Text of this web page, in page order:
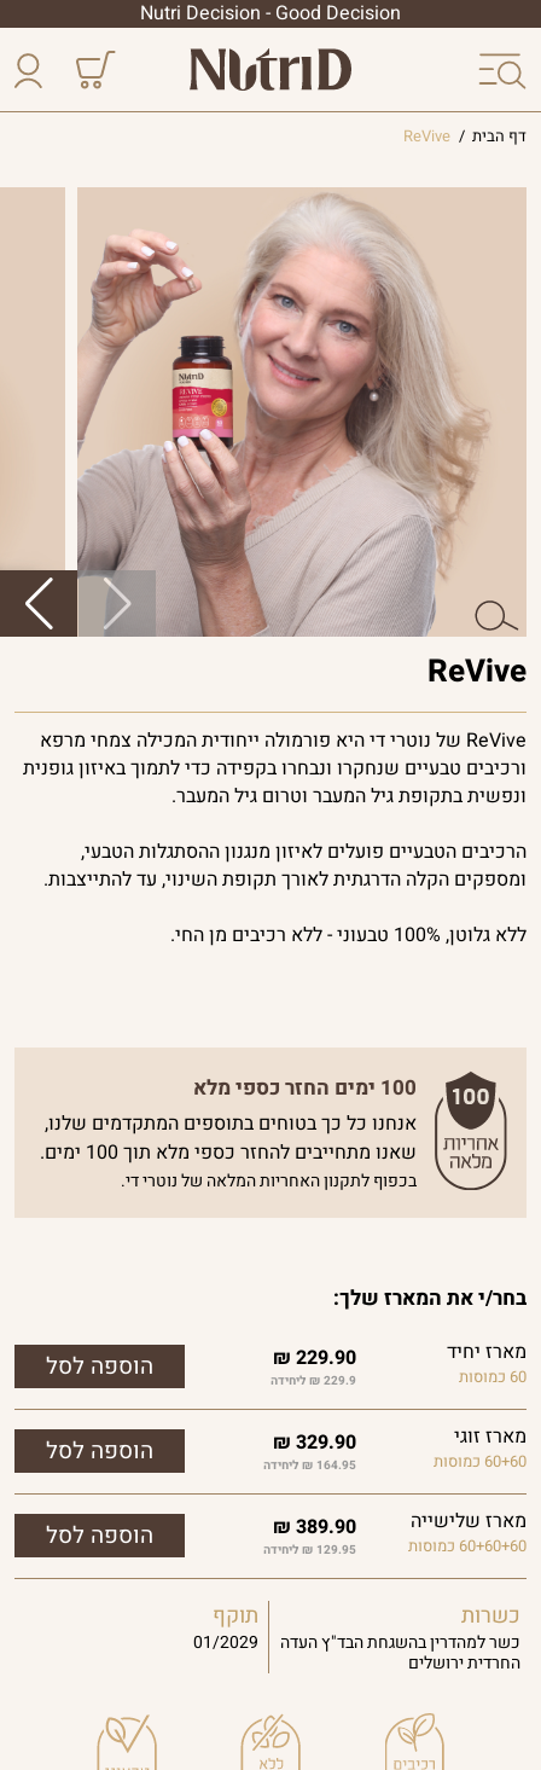
Nutri Decision - Good Decision
דף הבית /
ReVive
ReVive
ReVive של נוטרי די היא פורמולה ייחודית המכילה צמחי מרפא
ורכיבים טבעיים שנחקרו ונבחרו בקפידה כדי לתמוך באיזון גופנית
ונפשית בתקופת גיל המעבר וטרום גיל המעבר.
הרכיבים הטבעיים פועלים לאיזון מנגנון ההסתגלות הטבעי,
ומספקים הקלה הדרגתית לאורך תקופת השינוי, עד להתייצבות.
ללא גלוטן, 100% טבעוני - ללא רכיבים מן החי.
100 ימים החזר כספי מלא
אנחנו כל כך בטוחים בתוספים המתקדמים שלנו,
שאנו מתחייבים להחזר כספי מלא תוך 100 ימים.
בכפוף לתקנון האחריות המלאה של נוטרי די.
בחר/י את המארז שלך:
מארז יחיד
60 כמוסות
229.90
₪
229.9 ₪ ליחידה
מארז זוגי
60+60 כמוסות
329.90
₪
164.95 ₪ ליחידה
מארז שלישייה
60+60+60 כמוסות
389.90
₪
129.95 ₪ ליחידה
כשרות
כשר למהדרין בהשגחת הבד"ץ העדה
החרדית ירושלים
תוקף
01/2029